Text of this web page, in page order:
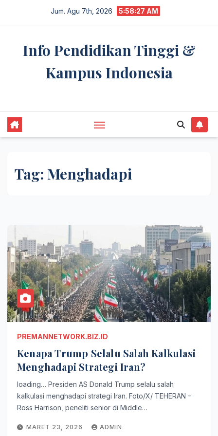
Jum. Agu 7th, 2026 5:58:27 AM
Info Pendidikan Tinggi &
Kampus Indonesia
Tag: Menghadapi
PREMANNETWORK.BIZ.ID
Kenapa Trump Selalu Salah Kalkulasi
Menghadapi Strategi Iran?
loading… Presiden AS Donald Trump selalu salah
kalkulasi menghadapi strategi Iran. Foto/X/ TEHERAN –
Ross Harrison, peneliti senior di Middle…
MARET 23, 2026 ADMIN